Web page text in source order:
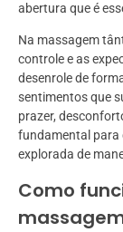
abertura que é
Na massagem
controle e as
desenrole de
sentimentos que
prazer,
fundamental para
explorada de
Como